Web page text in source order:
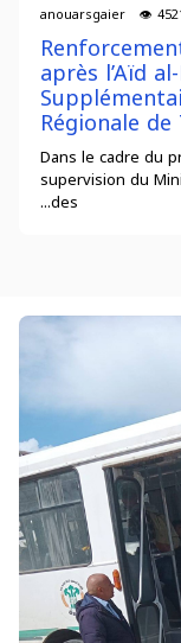
après l’Aïd
Régionale
Dans le cadre du
supervision du
des...